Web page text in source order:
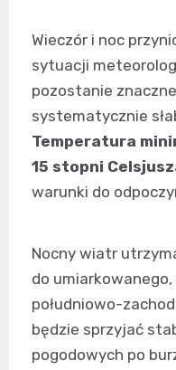
Wieczór i noc
sytuacji
pozostanie
systematycznie
Temperatura
15 stopni
warunki do
Nocny wiatr
do
południowo-
będzie sprzyjać
pogodowych po